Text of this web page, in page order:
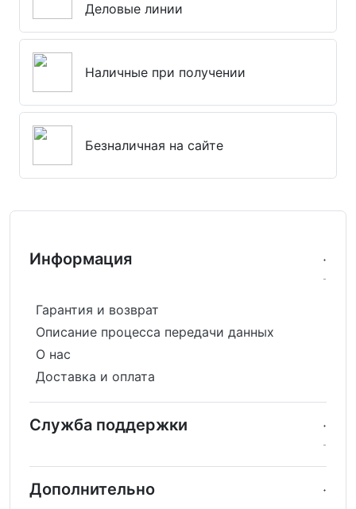
Деловые линии
Наличные при получении
Безналичная на сайте
Информация
Гарантия и возврат
Описание процесса передачи данных
О нас
Доставка и оплата
Служба поддержки
Дополнительно